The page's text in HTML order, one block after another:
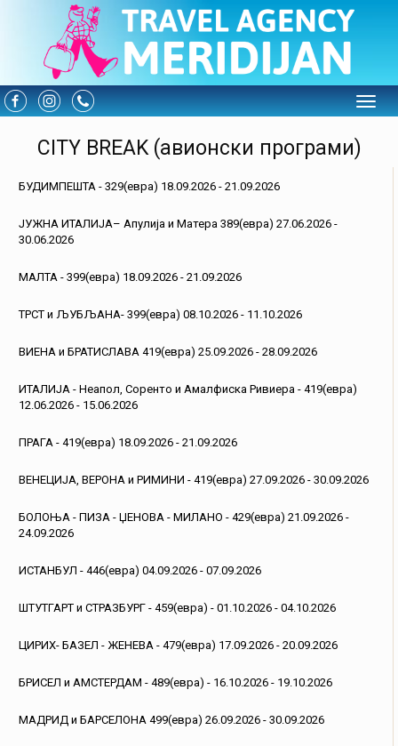
CITY BREAK (авионски програми)
БУДИМПЕШТА - 329(евра) 18.09.2026 - 21.09.2026
ЈУЖНА ИТАЛИЈА– Апулија и Матера 389(евра) 27.06.2026 -
30.06.2026
МАЛТА - 399(евра) 18.09.2026 - 21.09.2026
ТРСТ и ЉУБЉАНА- 399(евра) 08.10.2026 - 11.10.2026
ВИЕНА и БРАТИСЛАВА 419(евра) 25.09.2026 - 28.09.2026
ИТАЛИЈА - Неапол, Соренто и Амалфиска Ривиера - 419(евра)
12.06.2026 - 15.06.2026
ПРАГА - 419(евра) 18.09.2026 - 21.09.2026
ВЕНЕЦИЈА, ВЕРОНА и РИМИНИ - 419(евра) 27.09.2026 - 30.09.2026
БОЛОЊА - ПИЗА - ЏЕНОВА - МИЛАНО - 429(евра) 21.09.2026 -
24.09.2026
ИСТАНБУЛ - 446(евра) 04.09.2026 - 07.09.2026
ШТУТГАРТ и СТРАЗБУРГ - 459(евра) - 01.10.2026 - 04.10.2026
ЦИРИХ- БАЗЕЛ - ЖЕНЕВА - 479(евра) 17.09.2026 - 20.09.2026
БРИСЕЛ и АМСТЕРДАМ - 489(евра) - 16.10.2026 - 19.10.2026
МАДРИД и БАРСЕЛОНА 499(евра) 26.09.2026 - 30.09.2026